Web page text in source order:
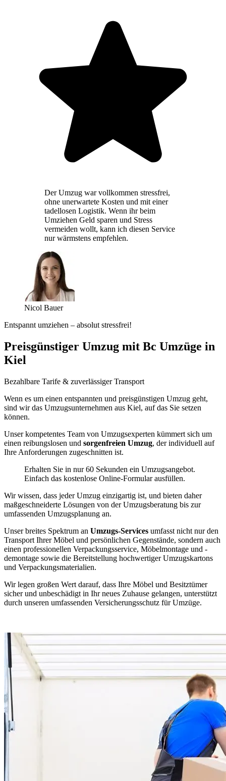
Der Umzug war vollkommen stressfrei,
ohne unerwartete Kosten und mit einer
tadellosen Logistik. Wenn ihr beim
Umziehen Geld sparen und Stress
vermeiden wollt, kann ich diesen Service
nur wärmstens empfehlen.
Nicol Bauer
Entspannt umziehen – absolut stressfrei!
Preisgünstiger Umzug mit Bc Umzüge in
Kiel
Bezahlbare Tarife & zuverlässiger Transport
Wenn es um einen entspannten und preisgünstigen Umzug geht,
sind wir das Umzugsunternehmen aus Kiel, auf das Sie setzen
können.
Unser kompetentes Team von Umzugsexperten kümmert sich um
einen reibungslosen und sorgenfreien Umzug, der individuell auf
Ihre Anforderungen zugeschnitten ist.
Erhalten Sie in nur 60 Sekunden ein Umzugsangebot.
Einfach das kostenlose Online-Formular ausfüllen.
Wir wissen, dass jeder Umzug einzigartig ist, und bieten daher
maßgeschneiderte Lösungen von der Umzugsberatung bis zur
umfassenden Umzugsplanung an.
Unser breites Spektrum an Umzugs-Services umfasst nicht nur den
Transport Ihrer Möbel und persönlichen Gegenstände, sondern auch
einen professionellen Verpackungsservice, Möbelmontage und -
demontage sowie die Bereitstellung hochwertiger Umzugskartons
und Verpackungsmaterialien.
Wir legen großen Wert darauf, dass Ihre Möbel und Besitztümer
sicher und unbeschädigt in Ihr neues Zuhause gelangen, unterstützt
durch unseren umfassenden Versicherungsschutz für Umzüge.